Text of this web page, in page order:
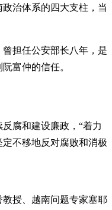
治体系的四大支柱，当
担任公安部长八年，是
富仲的信任。
腐和建设廉政，“着力
不移地反对腐败和消极
授、越南问题专家塞耶